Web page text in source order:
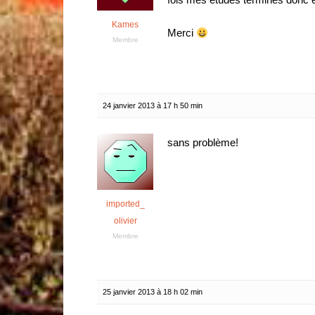
Kames
Membre
Merci
24 janvier 2013 à 17 h 50 min
imported_
olivier
Membre
sans problème!
25 janvier 2013 à 18 h 02 min